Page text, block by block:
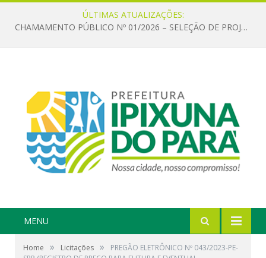
ÚLTIMAS ATUALIZAÇÕES:
CHAMAMENTO PÚBLICO Nº 01/2026 – SELEÇÃO DE PROJETOS PARA FIRMAR TERMO DE EXECUÇÃO CULTURAL COM RECURSOS DA POLÍTICA NACIONAL ALDIR BLANC DE FOMENTO À CULTURA – PNAB (LEI Nº 14.399/2022)
MENU
Home » Licitações »
PREGÃO ELETRÔNICO Nº 043/2023-PE-